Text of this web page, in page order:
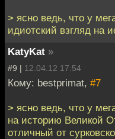
> ясно ведь, что у
идиотский взгляд на
KatyKat »
#9 | 12.04.12 17:54
Кому: bestprimat, #7
> ясно ведь, что у
на историю Великой
отличный от